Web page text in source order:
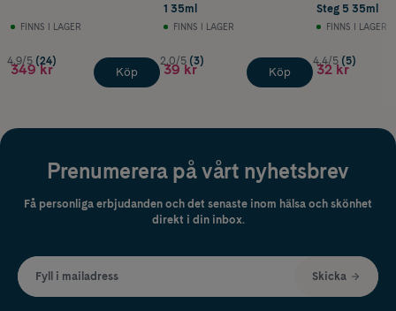
FINNS I LAGER
4.9/5 (24)
349 kr Köp
1 35ml
FINNS I LAGER
2.0/5 (3)
39 kr Köp
Steg 5 35ml
FINNS I LAGER
4.4/5 (5)
32 kr
Prenumerera på vårt nyhetsbrev
Få personliga erbjudanden och det senaste inom hälsa och skönhet
direkt i din inbox.
Fyll i mailadress Skicka